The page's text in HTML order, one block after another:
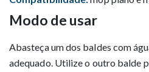
Modo de usar
Abasteça um dos baldes com
adequado. Utilize o outro balde